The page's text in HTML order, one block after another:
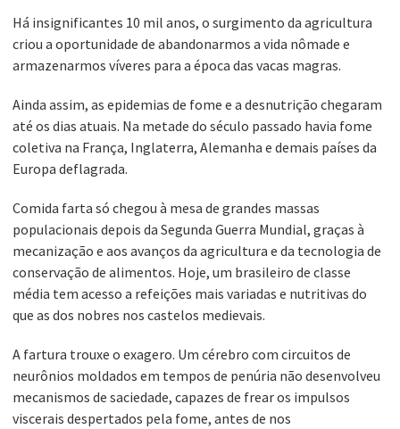
Há insignificantes 10 mil anos, o surgimento da agricultura
criou a oportunidade de abandonarmos a vida nômade e
armazenarmos víveres para a época das vacas magras.
Ainda assim, as epidemias de fome e a desnutrição chegaram
até os dias atuais. Na metade do século passado havia fome
coletiva na França, Inglaterra, Alemanha e demais países da
Europa deflagrada.
Comida farta só chegou à mesa de grandes massas
populacionais depois da Segunda Guerra Mundial, graças à
mecanização e aos avanços da agricultura e da tecnologia de
conservação de alimentos. Hoje, um brasileiro de classe
média tem acesso a refeições mais variadas e nutritivas do
que as dos nobres nos castelos medievais.
A fartura trouxe o exagero. Um cérebro com circuitos de
neurônios moldados em tempos de penúria não desenvolveu
mecanismos de saciedade, capazes de frear os impulsos
viscerais despertados pela fome, antes de nos